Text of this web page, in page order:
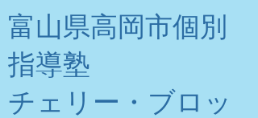
富山県高岡市個別
指導塾
チェリー・ブロッ